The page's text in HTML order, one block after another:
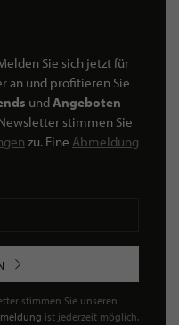
Sie sich jetzt für
an und profitieren Sie
undAngeboten
stimmen Sie
zu. Eine Abmeldung
stimmen Sie unseren
ist jederzeit möglich.